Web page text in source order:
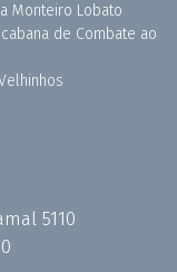
Monteiro Lobato
de Combate ao
5110